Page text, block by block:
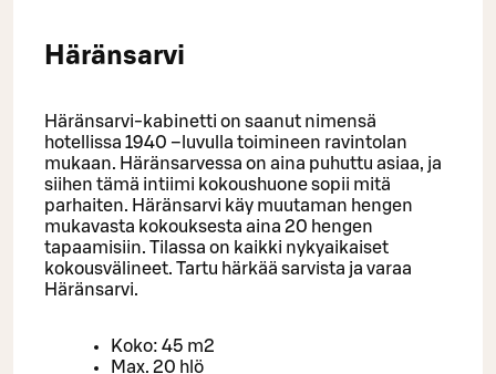
Häränsarvi
Häränsarvi-kabinetti on saanut nimensä
hotellissa 1940 –luvulla toimineen ravintolan
mukaan. Häränsarvessa on aina puhuttu asiaa, ja
siihen tämä intiimi kokoushuone sopii mitä
parhaiten. Häränsarvi käy muutaman hengen
mukavasta kokouksesta aina 20 hengen
tapaamisiin. Tilassa on kaikki nykyaikaiset
kokousvälineet. Tartu härkää sarvista ja varaa
Häränsarvi.
Koko: 45 m2
Max. 20 hlö